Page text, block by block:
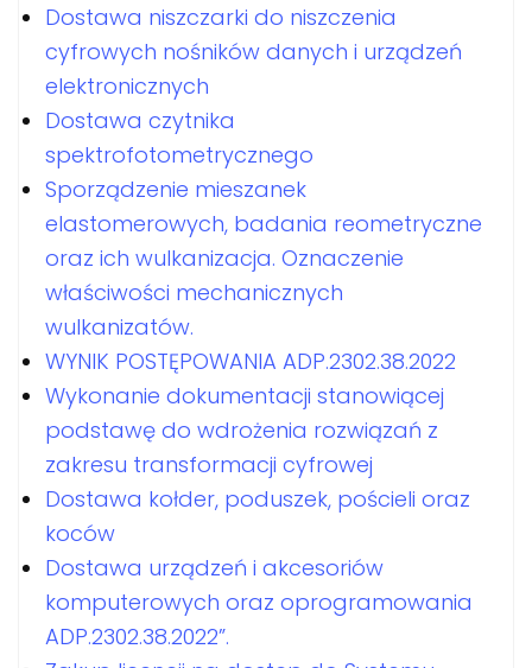
Dostawa niszczarki do niszczenia
cyfrowych nośników danych i urządzeń
elektronicznych
Dostawa czytnika
spektrofotometrycznego
Sporządzenie mieszanek
elastomerowych, badania reometryczne
oraz ich wulkanizacja. Oznaczenie
właściwości mechanicznych
wulkanizatów.
WYNIK POSTĘPOWANIA ADP.2302.38.2022
Wykonanie dokumentacji stanowiącej
podstawę do wdrożenia rozwiązań z
zakresu transformacji cyfrowej
Dostawa kołder, poduszek, pościeli oraz
koców
Dostawa urządzeń i akcesoriów
komputerowych oraz oprogramowania
ADP.2302.38.2022”.